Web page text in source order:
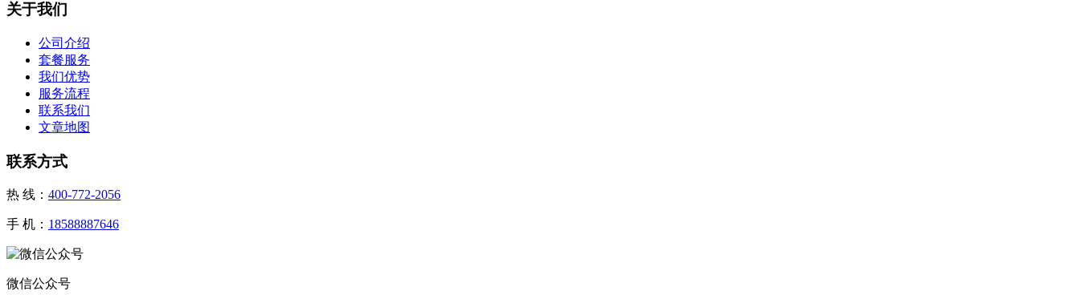
关于我们
公司介绍
套餐服务
我们优势
服务流程
联系我们
文章地图
联系方式
热 线： 400-772-2056
手 机： 18588887646
微信公众号